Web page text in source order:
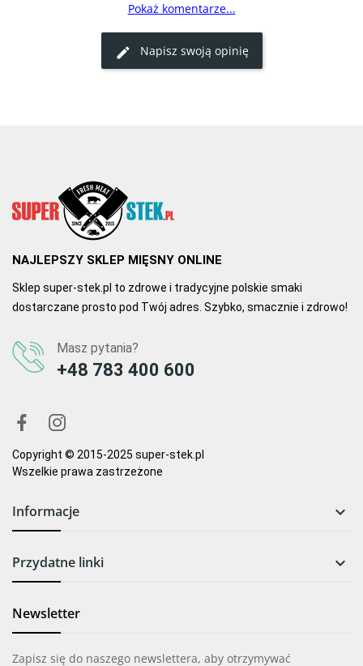
Smaczny,dobrze sie kroi.Polecam.
Bardzo dobry pasztet, świetnie przyprawiony, kroi się w dowolnej
grubości plastry.
Pokaż komentarze...
Napisz swoją opinię
NAJLEPSZY SKLEP MIĘSNY ONLINE
Sklep super-stek.pl to zdrowe i tradycyjne polskie smaki
dostarczane prosto pod Twój adres. Szybko, smacznie i zdrowo!
Masz pytania?
+48 783 400 600
Copyright © 2015-2025 super-stek.pl
Wszelkie prawa zastrzeżone
Informacje 
Przydatne linki 
Newsletter
Zapisz się do naszego newslettera, aby otrzymywać